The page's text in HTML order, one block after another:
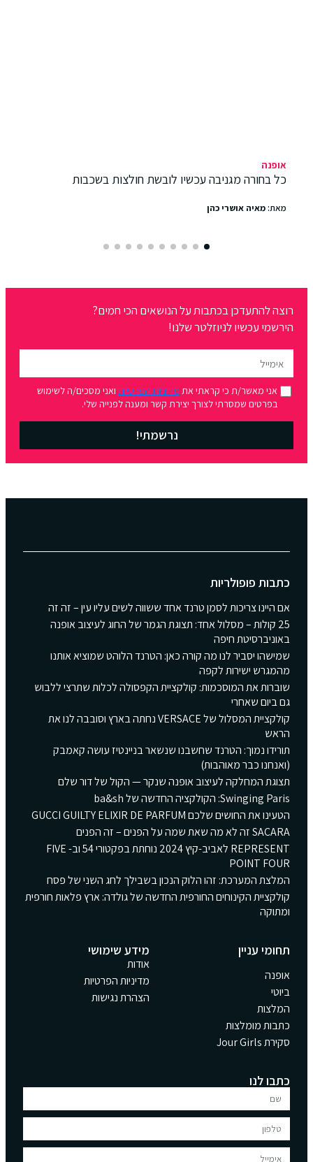
אופנה
כל בחורה מגניבה עכשיו לובשת חולצות בשכבות
מאת:מאיה אושרי כהן
רוצה להתעדכן בכתבות על הנושאים הכי חמים?
הירשמי עכשיו לניוזלטר שלנו!
אני מאשר/ת כי קראתי את מדיניות הפרטיות ואני מסכים/ה לשימוש
בפרטים שמסרתי לצורך יצירת קשר ומענה לפנייה שלי.
נרשמתי!
כתבות פופולריות
אם היינו צריכות לסמן טרנד אחד ששווה לשים עליו עין – זה זה
25 קולות – מסלול אחד: תצוגת הגמר של החוג לעיצוב אופנה
באוניברסיטת חיפה
שמישהו יסביר לנו מה קורה כאן: הטרנד הלוהט שמוציא אותנו
מהמגרש ישירות לקפה
שוברות את המוסכמות: קולקציית הקפסולה לכלות שתרצי ללבוש
גם ביום שאחרי
קולקציית המסלול של VERSACE נחתה בארץ וסובבה לנו את
הראש
תורידו נמוך: הטרנד שחשבנו שנשאר בניינטיז עושה קאמבק
(ואנחנו כבר מאוהבות)
תצוגת המחלקה לעיצוב אופנה שנקר — הקול של דור שלם
Swinging Paris: הקולקציה החדשה של ba&sh
הטעינו את החושים שלכם GUCCI GUILTY ELIXIR DE PARFUM
SACARA זה לא מה שאת שמה על הפנים – זה הפנים
REPRESENT לאביב-קיץ 2024 נוחתת בפקטורי 54 וב- FIVE
POINT FOUR
המלצת המערכת: זהו הלוק הנכון בשבילך לחג השני של פסח
קולקציית הקינוחים החורפית החדשה של גולדה: ארץ פלאות חורפית
ומתוקה
תחומי עניין
אופנה
ביוטי
המלצות
כתבות מומלצות
סקירת Jour Girls
מידע שימושי
אודות
מדיניות הפרטיות
הצהרת נגישות
כתבו לנו